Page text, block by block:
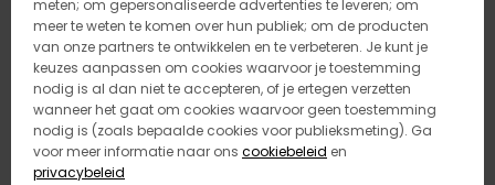
meten; om gepersonaliseerde advertenties te leveren; om
meer te weten te komen over hun publiek; om de producten
van onze partners te ontwikkelen en te verbeteren. Je kunt je
keuzes aanpassen om cookies waarvoor je toestemming
nodig is al dan niet te accepteren, of je ertegen verzetten
wanneer het gaat om cookies waarvoor geen toestemming
nodig is (zoals bepaalde cookies voor publieksmeting). Ga
voor meer informatie naar ons cookiebeleid en
privacybeleid